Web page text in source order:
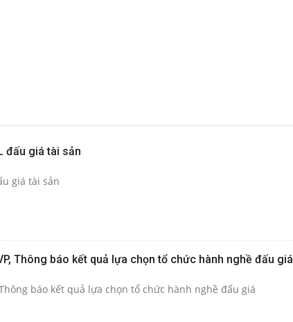
đấu giá tài sản
giá tài sản
Thông báo kết quả lựa chọn tổ chức hành nghề đấu giá
báo kết quả lựa chọn tổ chức hành nghề đấu giá